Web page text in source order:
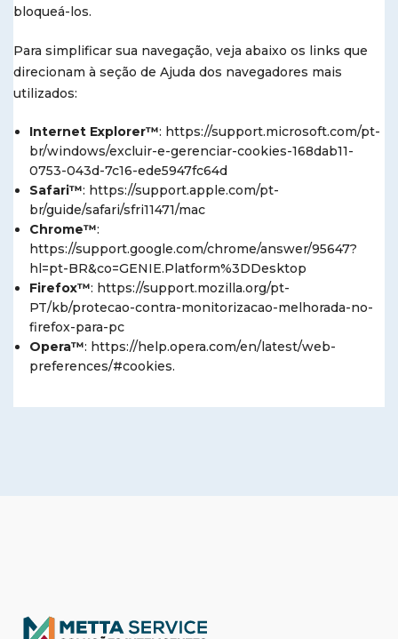
bloqueá-los.
Para simplificar sua navegação, veja abaixo os links que
direcionam à seção de Ajuda dos navegadores mais
utilizados:
Internet Explorer™: https://support.microsoft.com/pt-
br/windows/excluir-e-gerenciar-cookies-168dab11-
0753-043d-7c16-ede5947fc64d
Safari™: https://support.apple.com/pt-
br/guide/safari/sfri11471/mac
Chrome™:
https://support.google.com/chrome/answer/95647?
hl=pt-BR&co=GENIE.Platform%3DDesktop
Firefox™: https://support.mozilla.org/pt-
PT/kb/protecao-contra-monitorizacao-melhorada-no-
firefox-para-pc
Opera™: https://help.opera.com/en/latest/web-
preferences/#cookies.